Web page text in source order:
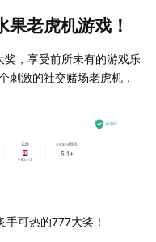
老虎机游戏！
，享受前所未有的游戏乐
刺激的社交赌场老虎机，
可热的777大奖！